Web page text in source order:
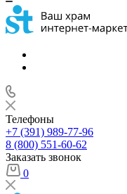
Телефоны
+7 (391) 989-77-96
8 (800) 551-60-62
Заказать звонок
0